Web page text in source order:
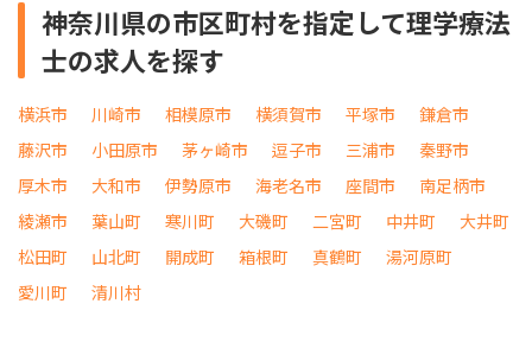
神奈川県の市区町村を指定して理学療法
士の求人を探す
横浜市 川崎市 相模原市 横須賀市 平塚市
鎌倉市
藤沢市
小田原市 茅ヶ崎市 逗子市 三浦市
秦野市
厚木市
大和市 伊勢原市 海老名市 座間市
南足柄市
綾瀬市
葉山町 寒川町 大磯町 二宮町 中井町
大井町
松田町
山北町 開成町 箱根町 真鶴町
湯河原町
愛川町
清川村